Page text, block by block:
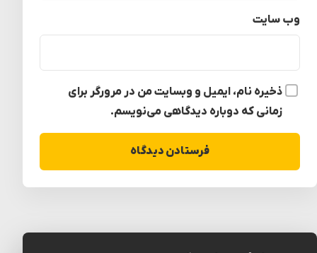
وب‌ سایت
ذخیره نام، ایمیل و وبسایت من در مرورگر برای
زمانی که دوباره دیدگاهی می‌نویسم.